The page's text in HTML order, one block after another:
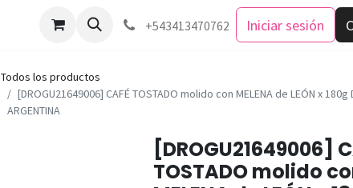
Como comprar +543413470762 Iniciar sesión
Todos los productos
[DROGU21649006] CAFÉ TOSTADO molido con MELENA de LEÓN x 180g
ARGENTINA
[DROGU21649006]
TOSTADO molido